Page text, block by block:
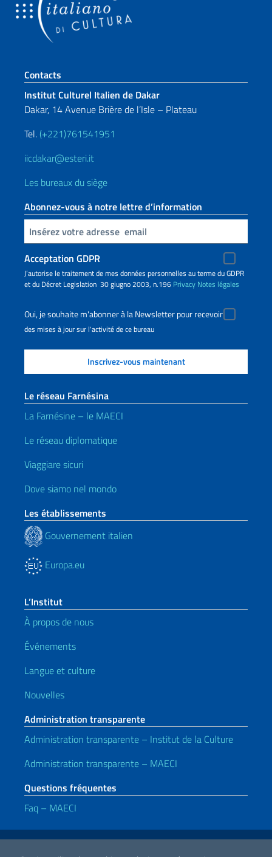
Section de pied de page
Contacts
Institut Culturel Italien de Dakar
Dakar, 14 Avenue Brière de l’Isle – Plateau
Tel. (+221)761541951
iicdakar@esteri.it
Les bureaux du siège
Abonnez-vous à notre lettre d’information
Insert your email
Acceptation GDPR
J’autorise le traitement de mes données personnelles au terme du GDPR
et du Décret Legislation 30 giugno 2003, n.196 Privacy Notes légales
Oui, je souhaite m'abonner à la Newsletter pour recevoir
des mises à jour sur l'activité de ce bureau
Le réseau Farnésina
La Farnésine – le MAECI
Le réseau diplomatique
Viaggiare sicuri
Dove siamo nel mondo
Les établissements
Gouvernement italien
Europa.eu
L’Institut
À propos de nous
Événements
Langue et culture
Nouvelles
Administration transparente
Administration transparente – Institut de la Culture
Administration transparente – MAECI
Questions fréquentes
Faq – MAECI
Liens utiles